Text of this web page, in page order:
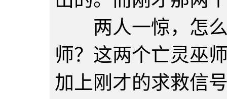
两人一惊，怎么
师？这两个亡灵巫
加上刚才的求救信